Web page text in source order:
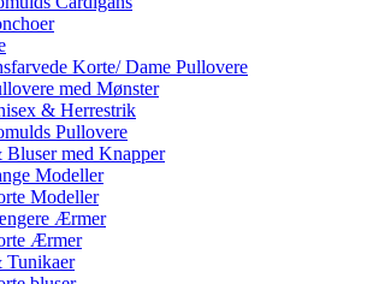
Korte/ Dame Pullovere
med Mønster
& Herrestrik
Pullovere
Bluser med Knapper
Modeller
Modeller
Ærmer
Ærmer
Tunikaer